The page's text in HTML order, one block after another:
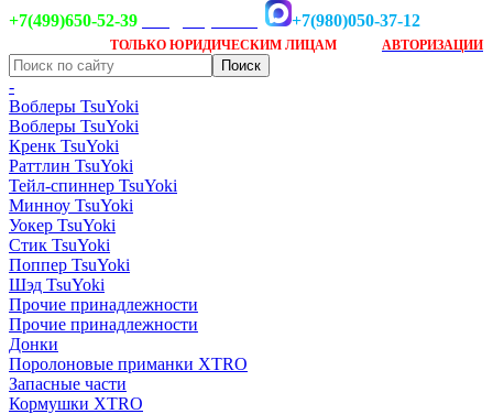
+7(499)650-52-39
+7(980)050-37-12
ТОЛЬКО ЮРИДИЧЕСКИМ ЛИЦАМ АВТОРИЗАЦИИ
-
Воблеры TsuYoki
Воблеры TsuYoki
Кренк TsuYoki
Раттлин TsuYoki
Тейл-спиннер TsuYoki
Минноу TsuYoki
Уокер TsuYoki
Стик TsuYoki
Поппер TsuYoki
Шэд TsuYoki
Прочие принадлежности
Прочие принадлежности
Донки
Поролоновые приманки XTRO
Запасные части
Кормушки XTRO